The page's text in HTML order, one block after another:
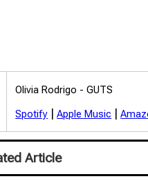
Olivia Rodrigo -GUTS
Spotify |Apple Music |
Article